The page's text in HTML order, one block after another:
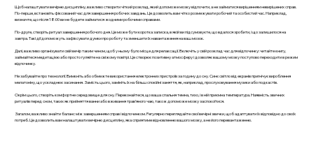
Щоб налаштувати вечірню дисципліну, важливо створити чіткий розклад, який допоможе мозку відпочити, а не займатися вирішенням невирішених справ.
По-перше, встановіть фіксований час для завершення робочих завдань. Це дозволить вам чітко розмежувати робочий та особистий час. Наприклад,
визначте, що після 18:00 ви не будете займатися жодними робочими справами.
По-друге, створіть ритуал завершення робочого дня. Це може бути коротка записка, в якій ви підсумовуєте, що вдалося зробити, і що залишилося на
завтра. Такі дії допоможуть зафіксувати думки про роботу та зменшити їх навантаження на ваш мозок.
Далі, важливо організувати свій вечір таким чином, щоб у ньому було місце для релаксації. Включіть у свій розклад час для відпочинку: читайте книгу,
займайтеся медитацією або просто гуляйте на свіжому повітрі. Це створює позитивну атмосферу і дозволяє вашому мозку поступово переходити в режим
відпочинку.
Не забувайте про технології. Вимкніть або обмежте використання електронних пристроїв за годину до сну. Синє світло від екранів пригнічує вироблення
мелатоніну, що ускладнює засинання. Замість цього, замініть їх на більш спокійні заняття, як, наприклад, прослуховування музики або подкастів.
Окрім цього, створіть комфортне середовище для сну. Переконайтеся, що ваша спальня темна, тихо, і в ній приємна температура. Наявність звичних
ритуалів перед сном, таких як прийняття ванни або вживання трав’яного чаю, також допоможе мозку заспокоїтися.
Загалом, важливо знайти баланс між завершенням справ і відпочинком. Регулярно переглядайте свої вечірні звички, щоб адаптувати їх відповідно до своїх
потреб. Це дозволить вам налаштувати вечірню дисципліну, яка сприятиме відновленню вашого мозку, а не його перевантаженню.